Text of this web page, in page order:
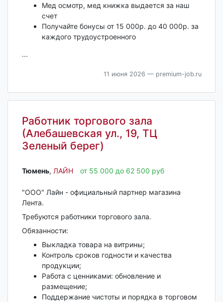
Мед осмотр, мед книжка выдается за наш
счет
Получайте бонусы от 15 000р. до 40 000р. за
каждого трудоустроенного
...
11 июня 2026 — premium-job.ru
Работник торгового зала
(Алебашевская ул., 19, ТЦ
Зеленый берег)
Тюмень‎, ЛАЙН от 55 000 до 62 500 руб
"ООО" Лайн - официальный партнер магазина
Лента.
Требуются работники торгового зала.
Обязанности:
Выкладка товара на витрины;
Контроль сроков годности и качества
продукции;
Работа с ценниками: обновление и
размещение;
Поддержание чистоты и порядка в торговом